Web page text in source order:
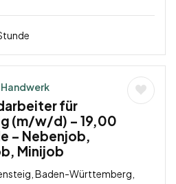
für
(m/w/d) – 19,00
– Nebenjob,
Minijob
Baden-Württemberg,